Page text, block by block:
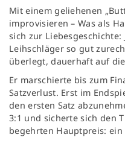
Mit einem geliehenen
improvisieren – Was als
sich zur Liebesgeschichte:
Leihschläger so gut
überlegt, dauerhaft auf
Er marschierte bis zum
Satzverlust. Erst im
den ersten Satz
3:1 und sicherte sich den
begehrten Hauptpreis: ein